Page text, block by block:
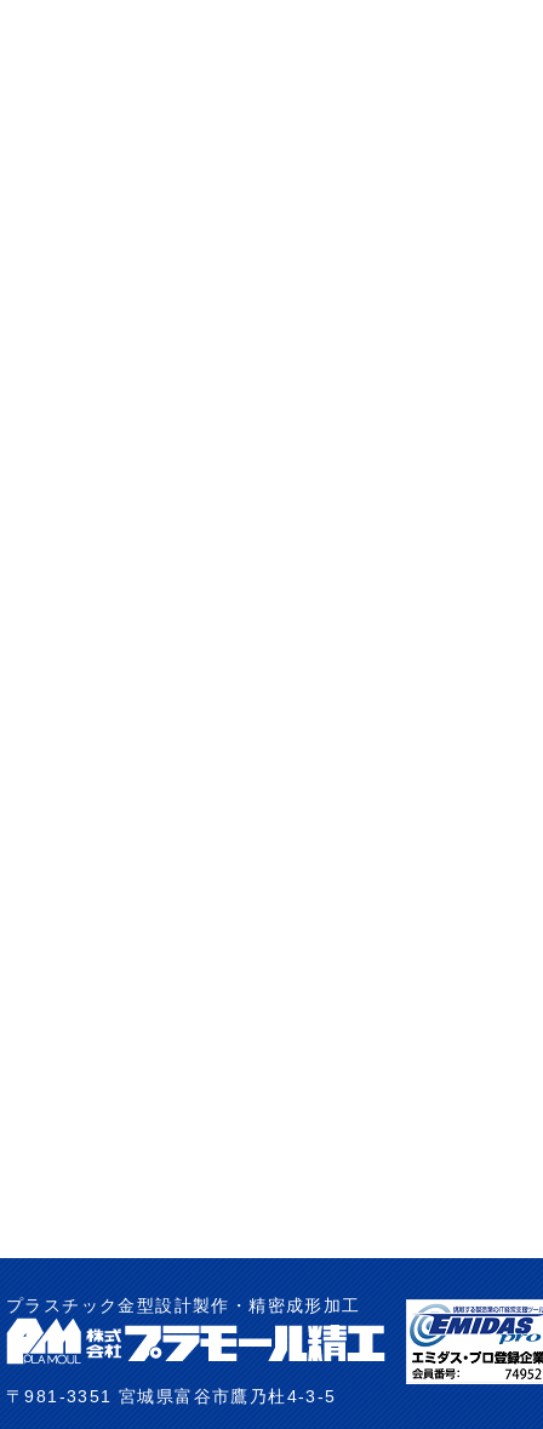
プラスチック金型設計製作・精密成形加工
〒981-3351 宮城県富谷市鷹乃杜4-3-5